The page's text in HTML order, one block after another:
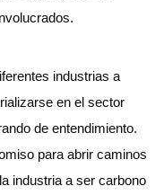
industrias a
en el sector
de entendimiento.
para abrir caminos
industria a ser carbono